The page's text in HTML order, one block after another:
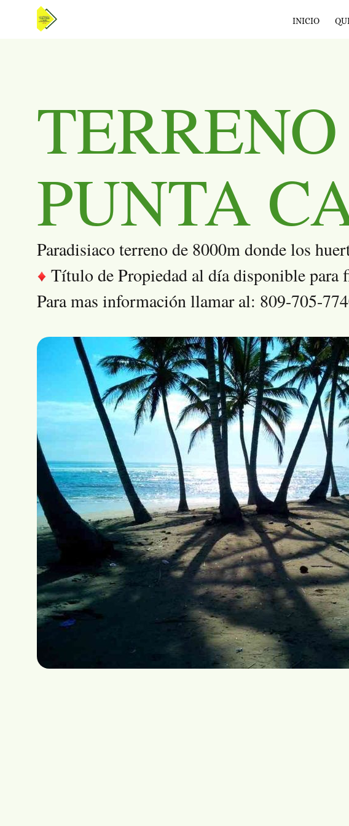
INICIO
PUNTA
Paradisiaco terreno de 8000m donde los
Título de Propiedad al día disponible para
Para mas información llamar al: 809-705-